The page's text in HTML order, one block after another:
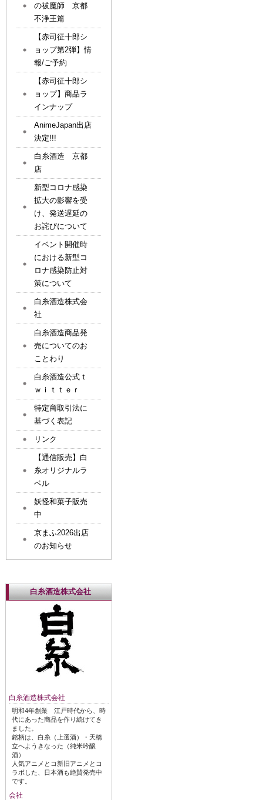
の祓魔師 京都
不浄王篇
【赤司征十郎シ
ョップ第2弾】情
報/ご予約
【赤司征十郎シ
ョップ】商品ラ
インナップ
AnimeJapan出店
決定!!!
白糸酒造 京都
店
新型コロナ感染
拡大の影響を受
け、発送遅延の
お詫びについて
イベント開催時
における新型コ
ロナ感染防止対
策について
白糸酒造株式会
社
白糸酒造商品発
売についてのお
ことわり
白糸酒造公式ｔ
ｗｉｔｔｅｒ
特定商取引法に
基づく表記
リンク
【通信販売】白
糸オリジナルラ
ベル
妖怪和菓子販売
中
京まふ2026出店
のお知らせ
白糸酒造株式会社
白糸酒造株式会社
明和4年創業 江戸時代から、時
代にあった商品を作り続けてき
ました。
銘柄は、白糸（上選酒）・天橋
立へようきなった（純米吟醸
酒）
人気アニメとコ新旧アニメとコ
ラボした、日本酒も絶賛発売中
です。
会社